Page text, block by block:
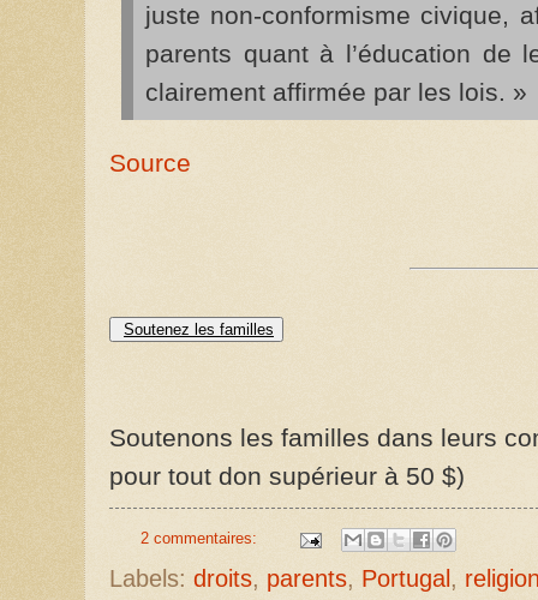
juste non-conformisme civique,
parents quant à l’éducation de
clairement affirmée par les lois. »
Source
Soutenez les familles
Soutenons les familles dans leurs
pour tout don supérieur à 50 $)
2 commentaires:
Labels: droits, parents, Portugal ,